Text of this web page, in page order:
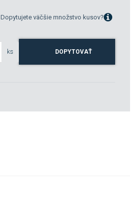
Dopytujete väčšie množstvo kusov?
ks DOPYTOVAŤ